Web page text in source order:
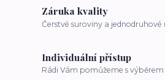
Záruka kvality
Čerstvé suroviny a
Individuální přístup
Rádi Vám pomůžeme s výběrem